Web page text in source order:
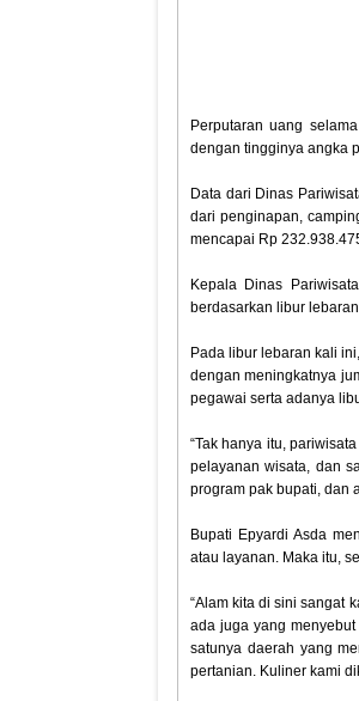
Perputaran uang
dengan tingginya angka
Data dari Dinas
dari penginapan,
mencapai Rp
Kepala Dinas
berdasarkan libur
Pada libur lebaran kali
dengan meningkatnya
pegawai serta adanya
“Tak hanya itu,
pelayanan wisata, dan
program pak bupati, dan
Bupati Epyardi Asda
atau layanan. Maka itu,
“Alam kita di sini sangat
ada juga yang
satunya daerah yang
pertanian. Kuliner kami